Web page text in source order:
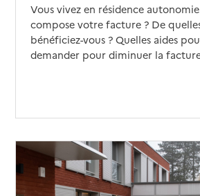
Vous vivez en résidence
compose votre facture ? De
bénéficiez-vous ? Quelles aides
demander pour diminuer la